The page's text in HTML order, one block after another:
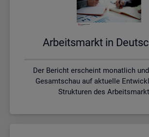
Ar­beits­markt in
Der Bericht erscheint monatlich
Gesamtschau auf aktuelle
Strukturen des